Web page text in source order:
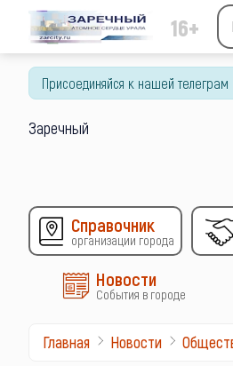
16+
Присоединяйся к нашей
Заречный
Справочник
организации города
Новости
События в городе
Главная Новости